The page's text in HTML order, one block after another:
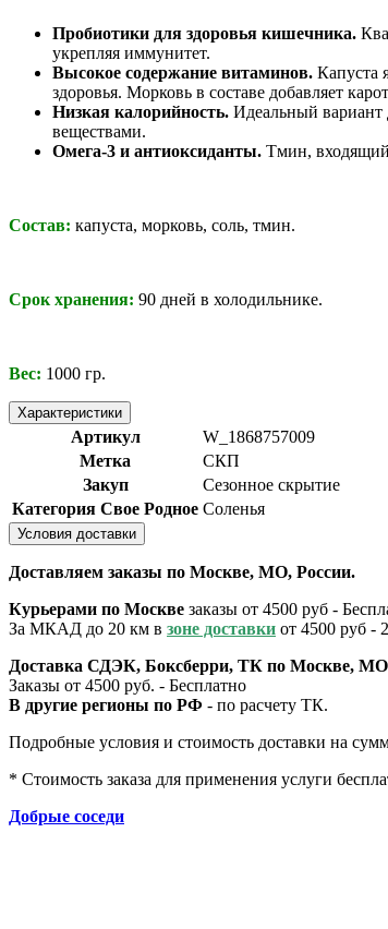
Пробиотики для здоровья кишечника.
укрепляя иммунитет.
Высокое содержание витаминов. Капуста
здоровья. Морковь в составе добавляет
Низкая калорийность. Идеальный вариант
веществами.
Омега-3 и антиоксиданты. Тмин, входящий
Состав: капуста, морковь, соль, тмин.
Срок хранения: 90 дней в холодильнике.
Вес: 1000 гр.
Характеристики
Артикул
W_1868757009
Метка
СКП
Закуп
Сезонное скрытие
Категория Свое Родное Соленья
Условия доставки
Доставляем заказы по Москве, МО, России.
Курьерами по Москве заказы от 4500 руб -
За МКАД до 20 км в зоне доставки от 4500 руб -
Доставка СДЭК, Боксберри, ТК по Москве, МО
Заказы от 4500 руб. - Бесплатно
В другие регионы по РФ - по расчету ТК.
Подробные условия и стоимость доставки на
* Стоимость заказа для применения услуги
Добрые соседи